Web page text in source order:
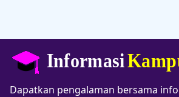
Dapatkan pengalaman bersama